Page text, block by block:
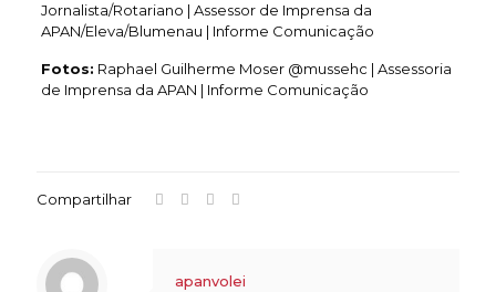
Jornalista/Rotariano | Assessor de Imprensa da
APAN/Eleva/Blumenau | Informe Comunicação
Fotos: Raphael Guilherme Moser @mussehc | Assessoria
de Imprensa da APAN | Informe Comunicação
Compartilhar
apanvolei